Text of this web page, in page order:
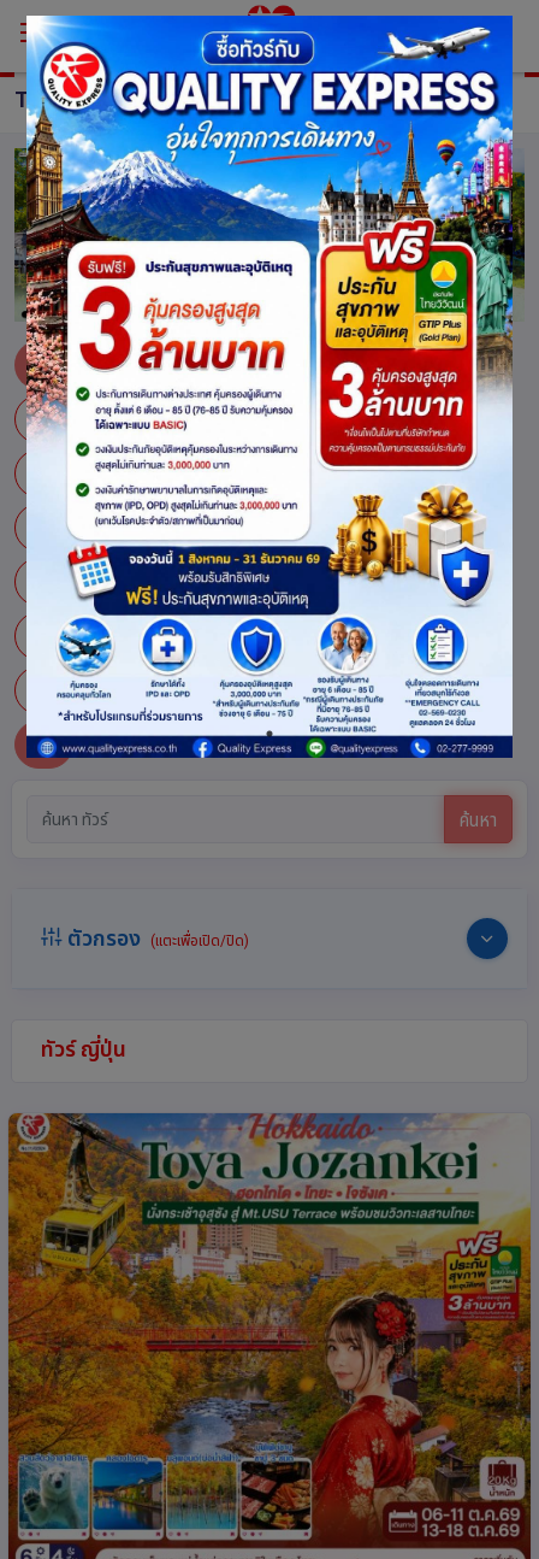
TOUR JAPAN
ทัวร์ ญี่ปุ่น ไซตามะ กิฟุ เกียวโต คางาวะ
คานางาวะ คิวชู คุมาโมโตะ ซัปโปโร เซนได
ทตโตริ ทาคายาม่า โทะยะมะ นากาโน่
นาโกย่า นิกโก้ ฟุกุชิมะ ฟุกุโอกะ มอนเบสี
มะสึโมะโตะ มิเอะ ยะมะงะตะ ยามากุจิ ยามานาชิ
อะซะฮิกะวะ อะโอะโมะริ อิชิกาวะ อิบารากิ อิวาเตะ
โอซาก้า โอะกินะวะ ฮอกไกโด ฮะโกะดะเตะ ฮิโระชิมะ
ซ่อน
ค้นหา
ตัวกรอง (แตะเพื่อเปิด/ปิด)
ทัวร์ ญี่ปุ่น